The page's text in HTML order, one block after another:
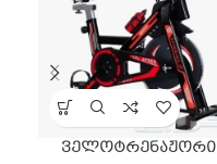
ველოტრენაჟორი